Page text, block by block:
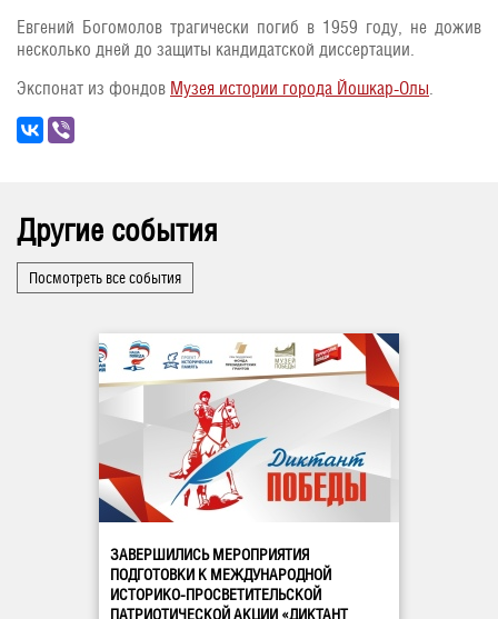
Евгений Богомолов трагически погиб в 1959 году, не дожив
несколько дней до защиты кандидатской диссертации.
Экспонат из фондов Музея истории города Йошкар-Олы.
Другие события
Посмотреть все события
ЗАВЕРШИЛИСЬ МЕРОПРИЯТИЯ
ПОДГОТОВКИ К МЕЖДУНАРОДНОЙ
ИСТОРИКО-ПРОСВЕТИТЕЛЬСКОЙ
ПАТРИОТИЧЕСКОЙ АКЦИИ «ДИКТАНТ